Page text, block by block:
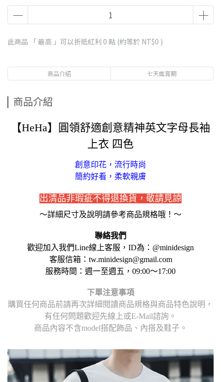
此商品 「 最高 」可以折抵紅利 0 點 (約等於 NT$0 )
商品介紹 七天鑑賞期
商品介紹
【HeHa】圓領舒適創意精神英文字母長袖
上衣 四色
創意印花，流行時尚
簡約好看，柔軟親膚
出清品非瑕疵不得退換貨，敬請見諒
～詳細尺寸及說明請參考商品規格哦！～
聯絡我們
歡迎加入我們Line線上客服，ID為：@minidesign
客服信箱：tw.minidesign@gmail.com
服務時間：週一至週五，09:00～17:00
下單注意事項
購買任何商品前請再次詳細閱讀商品規格與商品特色說明，
有任何問題歡迎先線上或E-Mail諮詢。
商品內容不含model搭配飾品、內搭及鞋子。